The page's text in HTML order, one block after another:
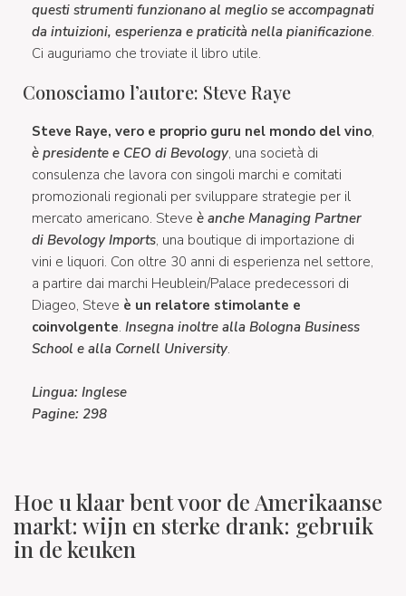
questi strumenti funzionano al meglio se accompagnati
da intuizioni, esperienza e praticità nella pianificazione.
Ci auguriamo che troviate il libro utile.
Conosciamo l’autore: Steve Raye
Steve Raye, vero e proprio guru nel mondo del vino,
è presidente e CEO di Bevology, una società di
consulenza che lavora con singoli marchi e comitati
promozionali regionali per sviluppare strategie per il
mercato americano. Steve è anche Managing Partner
di Bevology Imports, una boutique di importazione di
vini e liquori. Con oltre 30 anni di esperienza nel settore,
a partire dai marchi Heublein/Palace predecessori di
Diageo, Steve è un relatore stimolante e
coinvolgente. Insegna inoltre alla Bologna Business
School e alla Cornell University.
Lingua: Inglese
Pagine: 298
Hoe u klaar bent voor de Amerikaanse
markt: wijn en sterke drank: gebruik
in de keuken